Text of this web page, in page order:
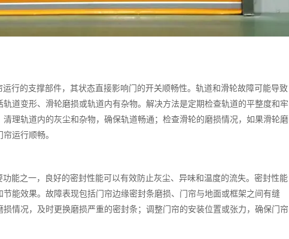
行的支撑部件，其状态直接影响门的开关顺畅性。轨道和滑轮故障可能导致
道变形、滑轮磨损或轨道内有杂物。解决方法是定期检查轨道的平整度和牢
理轨道内的灰尘和杂物，确保轨道畅通；检查滑轮的磨损情况，如果滑轮磨
运行顺畅。
能之一，良好的密封性能可以有效防止灰尘、异味和温度的流失。密封性能
能效果。故障表现包括门帘边缘密封条磨损、门帘与地面或框架之间有缝
情况，及时更换磨损严重的密封条；调整门帘的安装位置或张力，确保门帘